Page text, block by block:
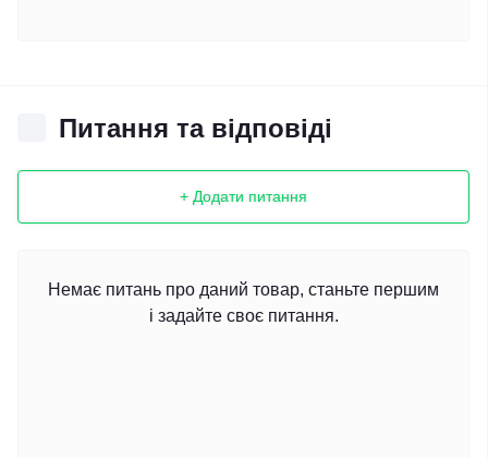
Питання та відповіді
+ Додати питання
Немає питань про даний товар, станьте першим
і задайте своє питання.